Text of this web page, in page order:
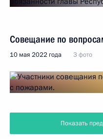
Совещание по
10 мая 2022 года 3 фото
Показать